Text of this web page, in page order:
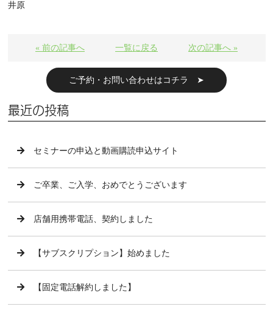
井原
« 前の記事へ 一覧に戻る 次の記事へ »
ご予約・お問い合わせはコチラ ➤
最近の投稿
セミナーの申込と動画購読申込サイト
ご卒業、ご入学、おめでとうございます
店舗用携帯電話、契約しました
【サブスクリプション】始めました
【固定電話解約しました】